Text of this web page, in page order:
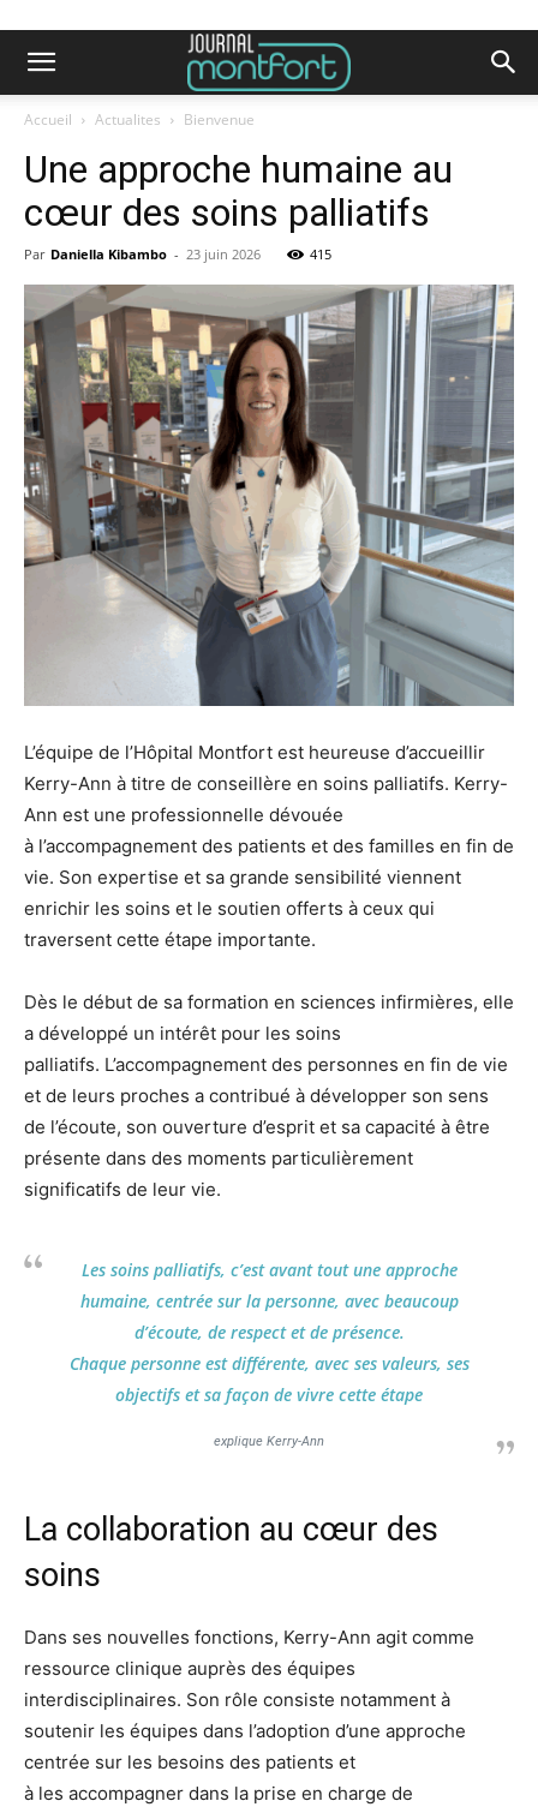
Accueil Actualites Bienvenue
Une approche humaine au
cœur des soins palliatifs
Par Daniella Kibambo - 23 juin 2026 415
L’équipe de l’Hôpital Montfort est heureuse d’accueillir
Kerry-Ann à titre de conseillère en soins palliatifs. Kerry-
Ann est une professionnelle dévouée
à l’accompagnement des patients et des familles en fin de
vie. Son expertise et sa grande sensibilité viennent
enrichir les soins et le soutien offerts à ceux qui
traversent cette étape importante.
Dès le début de sa formation en sciences infirmières, elle
a développé un intérêt pour les soins
palliatifs. L’accompagnement des personnes en fin de vie
et de leurs proches a contribué à développer son sens
de l’écoute, son ouverture d’esprit et sa capacité à être
présente dans des moments particulièrement
significatifs de leur vie.
Les soins palliatifs, c’est avant tout une approche
humaine, centrée sur la personne, avec beaucoup
d’écoute, de respect et de présence.
Chaque personne est différente, avec ses valeurs, ses
objectifs et sa façon de vivre cette étape
explique Kerry-Ann
La collaboration au cœur des
soins
Dans ses nouvelles fonctions, Kerry-Ann agit comme
ressource clinique auprès des équipes
interdisciplinaires. Son rôle consiste notamment à
soutenir les équipes dans l’adoption d’une approche
centrée sur les besoins des patients et
à les accompagner dans la prise en charge de